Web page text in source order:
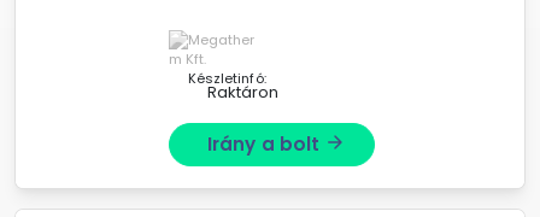
Készletinfó:
Raktáron
Irány a bolt arrow_forward